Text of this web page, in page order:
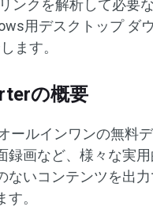
ンクを解析して必要
用デスクトップ ダ
ます。
の概要
ールインワンの無料
録画など、様々な実
ないコンテンツを出
。